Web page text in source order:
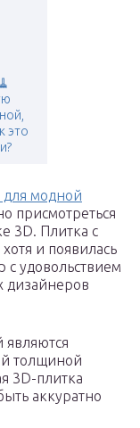
это
модной
присмотреться
3D. Плитка с
и появилась
с удовольствием
дизайнеров
являются
толщиной
3D-плитка
аккуратно